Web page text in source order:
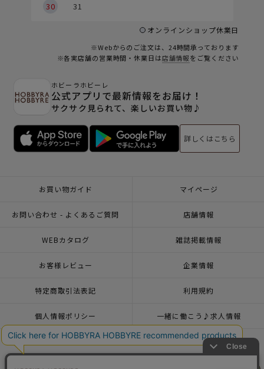
30
31
オンラインショップ休業日
※Webからのご注文は、24時間承っております
※各実店舗の営業時間・休業日は店舗情報をご覧ください
ホビーラホビーレ
公式アプリで最新情報をお届け！
サクサク見られて、楽しいお買い物♪
詳しくはこちら
お買い物ガイド マイページ
お問い合わせ - よくあるご質問 店舗情報
WEBカタログ 雑誌掲載情報
お客様レビュー 企業情報
特定商取引法表記 利用規約
個人情報ポリシー 一緒に働こう♪求人情報
おトクな情報♪メルマガ登録